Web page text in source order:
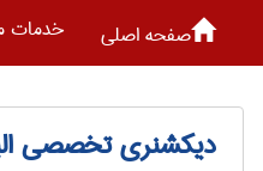
صفحه اصلی خدمات
دیکشنری تخصصی